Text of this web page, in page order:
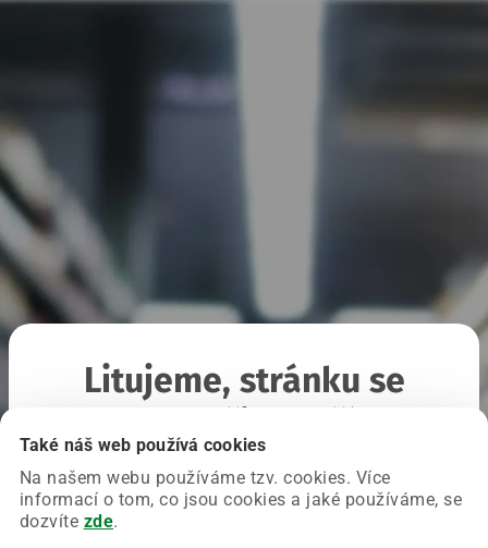
Také náš web používá cookies
Na našem webu používáme tzv. cookies. Více
informací o tom, co jsou cookies a jaké používáme, se
dozvíte zde.
Litujeme, stránku se
Chyba nastala na naší straně a už ji opravujeme.
Zkuste prosím znovu načíst požadovanou stránku.